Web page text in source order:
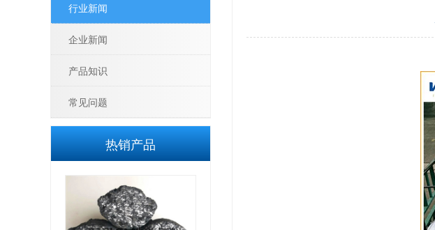
行业新闻
企业新闻
产品知识
常见问题
热销产品